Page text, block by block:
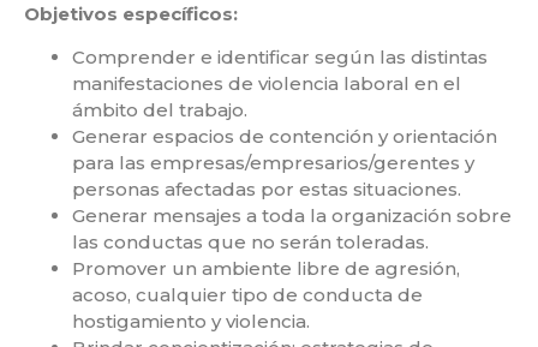
Objetivos específicos:
Comprender e identificar según las distintas
manifestaciones de violencia laboral en el
ámbito del trabajo.
Generar espacios de contención y orientación
para las empresas/empresarios/gerentes y
personas afectadas por estas situaciones.
Generar mensajes a toda la organización sobre
las conductas que no serán toleradas.
Promover un ambiente libre de agresión,
acoso, cualquier tipo de conducta de
hostigamiento y violencia.